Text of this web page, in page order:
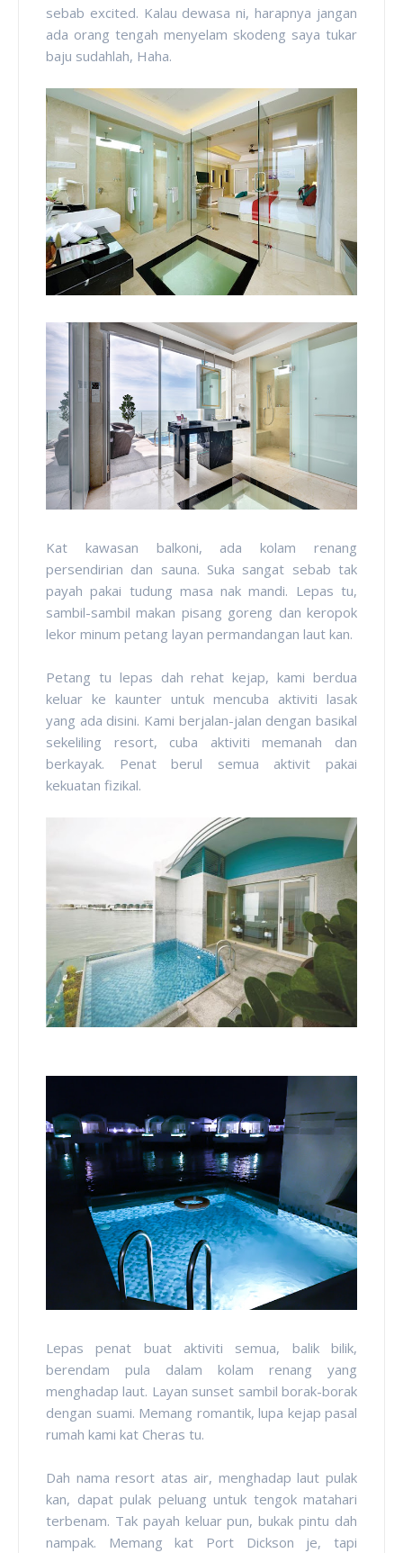
sebab excited. Kalau dewasa ni, harapnya jangan
ada orang tengah menyelam skodeng saya tukar
baju sudahlah, Haha.
Kat kawasan balkoni, ada kolam renang
persendirian dan sauna. Suka sangat sebab tak
payah pakai tudung masa nak mandi. Lepas tu,
sambil-sambil makan pisang goreng dan keropok
lekor minum petang layan permandangan laut kan.
Petang tu lepas dah rehat kejap, kami berdua
keluar ke kaunter untuk mencuba aktiviti lasak
yang ada disini. Kami berjalan-jalan dengan basikal
sekeliling resort, cuba aktiviti memanah dan
berkayak. Penat berul semua aktivit pakai
kekuatan fizikal.
Lepas penat buat aktiviti semua, balik bilik,
berendam pula dalam kolam renang yang
menghadap laut. Layan sunset sambil borak-borak
dengan suami. Memang romantik, lupa kejap pasal
rumah kami kat Cheras tu.
Dah nama resort atas air, menghadap laut pulak
kan, dapat pulak peluang untuk tengok matahari
terbenam. Tak payah keluar pun, bukak pintu dah
nampak. Memang kat Port Dickson je, tapi